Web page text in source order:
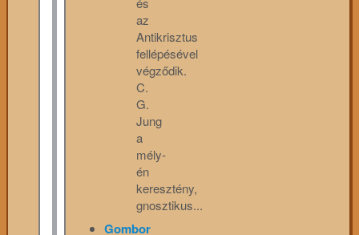
az
Antikrisztus
fellépésével
végződik.
C.
G.
Jung
a
mély-
én
keresztény,
gnosztikus...
Gombor